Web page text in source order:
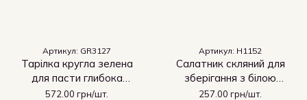
Артикул: GR3127
Тарілка кругла зелена
для пасти глибока
Kutahya Porselen
572.00 грн/шт.
Артикул: H1152
Салатник скляний для
зберігання з білою
кришкою Luminarc
257.00 грн/шт.